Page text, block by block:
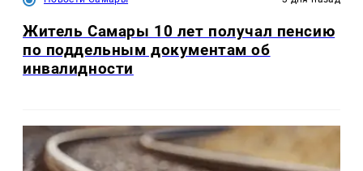
Житель Самары 10 лет получал пенсию
по поддельным документам об
инвалидности